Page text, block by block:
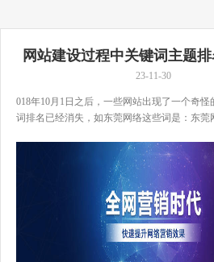
网站建设过程中关键词主题
么办？
23-11-30
018年10月1日之后，一些网站出现了一个奇
词排名已经消失，如东莞网络这些词是：东